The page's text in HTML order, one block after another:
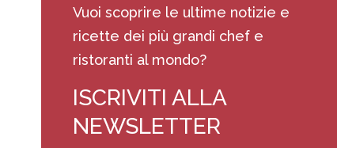
Vuoi scoprire le ultime notizie e
ricette dei più grandi chef e
ristoranti al mondo?
ISCRIVITI ALLA
NEWSLETTER